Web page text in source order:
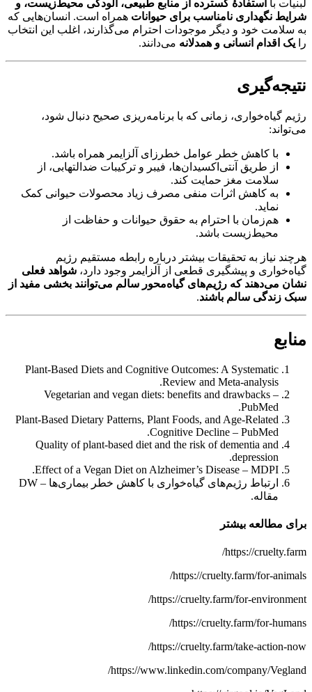
لبنیات با استفادهٔ گسترده از منابع طبیعی، آلودگی محیط‌زیست، و
شرایط نگهداری نامناسب برای حیوانات همراه است. انسان‌هایی که
به سلامت خود و دیگر موجودات احترام می‌گذارند، اغلب این انتخاب
را یک اقدام انسانی و همدلانه می‌دانند.
نتیجه‌گیری
رژیم گیاه‌خواری، زمانی که با برنامه‌ریزی صحیح دنبال شود،
می‌تواند:
با کاهش خطر عوامل خطرزای آلزایمر همراه باشد.
از طریق آنتی‌اکسیدان‌ها، فیبر و ترکیبات ضدالتهابی، از
سلامت مغز حمایت کند.
به کاهش اثرات منفی مصرف زیاد محصولات حیوانی کمک
نماید.
هم‌زمان با احترام به حقوق حیوانات و حفاظت از
محیط‌زیست باشد.
هرچند نیاز به تحقیقات بیشتر درباره رابطه مستقیم رژیم
گیاه‌خواری و پیشگیری قطعی از آلزایمر وجود دارد، شواهد فعلی
نشان می‌دهند که رژیم‌های گیاه‌محور سالم می‌توانند بخشی مفید از
سبک زندگی سالم باشند.
منابع
Plant-Based Diets and Cognitive Outcomes: A Systematic
Review and Meta-analysis.
Vegetarian and vegan diets: benefits and drawbacks –
PubMed.
Plant-Based Dietary Patterns, Plant Foods, and Age-Related
Cognitive Decline – PubMed.
Quality of plant-based diet and the risk of dementia and
depression.
Effect of a Vegan Diet on Alzheimer’s Disease – MDPI.
ارتباط رژیم‌های گیاه‌خواری با کاهش خطر بیماری‌ها – DW
مقاله.
برای مطالعه بیشتر
https://cruelty.farm/
https://cruelty.farm/for-animals/
https://cruelty.farm/for-environment/
https://cruelty.farm/for-humans/
https://cruelty.farm/take-action-now/
https://www.linkedin.com/company/Vegland/